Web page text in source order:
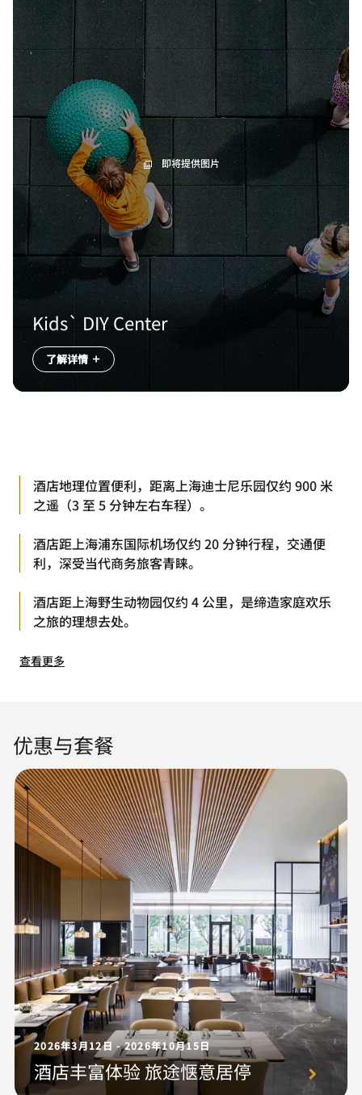
即将提供图片
Kids` DIY Center
了解详情
酒店地理位置便利，距离上海迪士尼乐园仅约 900 米
之遥（3 至 5 分钟左右车程）。
酒店距上海浦东国际机场仅约 20 分钟行程，交通便
利，深受当代商务旅客青睐。
酒店距上海野生动物园仅约 4 公里，是缔造家庭欢乐
之旅的理想去处。
查看更多
优惠与套餐
2026年3月12日 - 2026年10月15日
酒店丰富体验 旅途惬意居停